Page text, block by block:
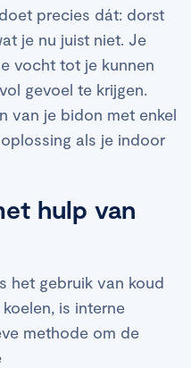
precies dát: dorst
je nu juist niet. Je
vocht tot je kunnen
gevoel te krijgen.
van je bidon met enkel
als je indoor
hulp van
het gebruik van koud
is interne
methode om de